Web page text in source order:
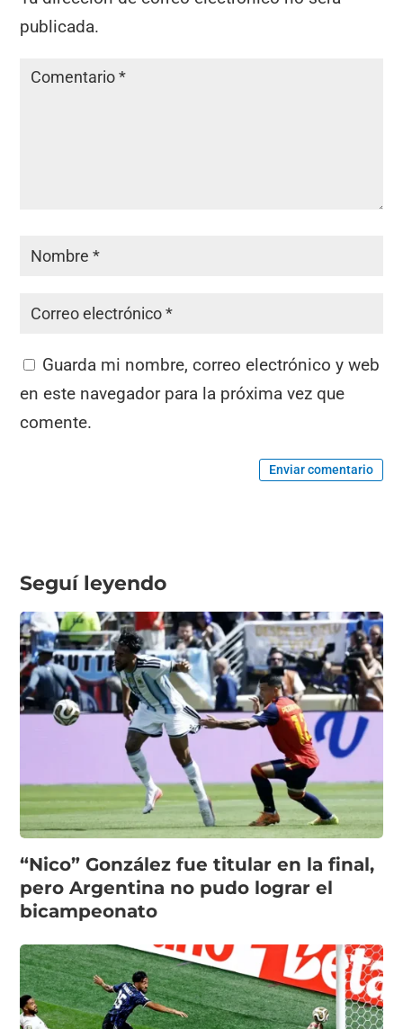
publicada.
Guarda mi nombre, correo electrónico y web
en este navegador para la próxima vez que
comente.
Enviar comentario
Seguí leyendo
“Nico” González fue titular en la final,
pero Argentina no pudo lograr el
bicampeonato